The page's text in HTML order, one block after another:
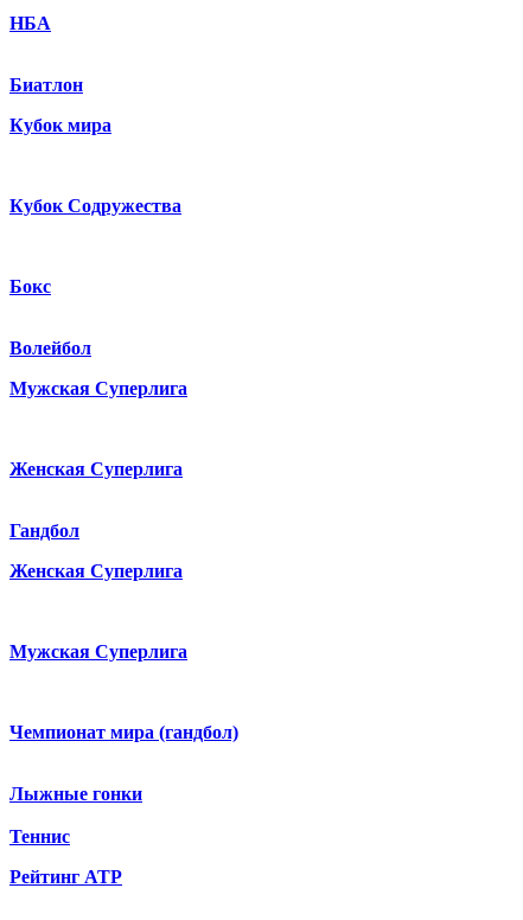
НБА
Биатлон
Кубок мира
Кубок Содружества
Бокс
Волейбол
Мужская Суперлига
Женская Суперлига
Гандбол
Женская Суперлига
Мужская Суперлига
Чемпионат мира (гандбол)
Лыжные гонки
Теннис
Рейтинг ATP